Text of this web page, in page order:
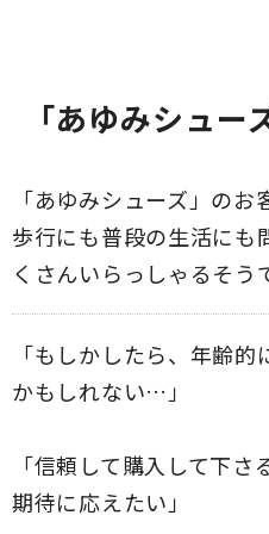
「あゆみシュー
「あゆみシューズ」のお
歩行にも普段の生活にも
くさんいらっしゃるそう
「もしかしたら、年齢
かもしれない…」
「信頼して購入して下
期待に応えたい」